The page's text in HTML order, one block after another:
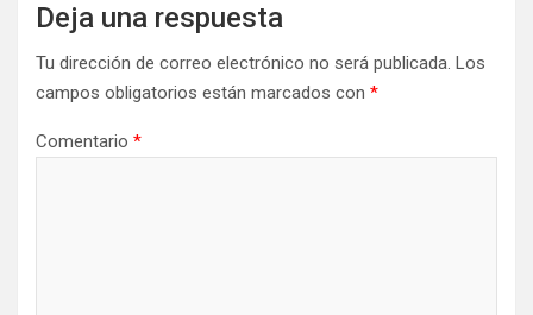
Deja una respuesta
Tu dirección de correo electrónico no será publicada. Los
campos obligatorios están marcados con *
Comentario *